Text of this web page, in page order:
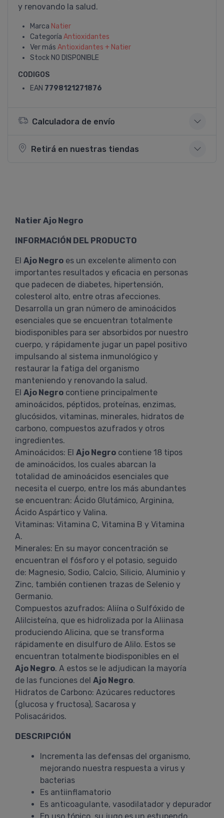
y renovando la salud.
Marca Natier
Categoría Antioxidantes
Ver más Antioxidantes + Natier
Stock NO DISPONIBLE
CODIGOS
EAN 7798121271876
Calculadora de envío
Retirá en nuestras tiendas
Natier Ajo Negro
INFORMACIÓN DEL PRODUCTO
El Ajo Negro es un excelente alimento con
importantes resultados y eficacia en personas
que padecen de diabetes, hipertensión,
colesterol alto, entre otras afecciones.
Desarrolla un gran número de aminoácidos
esenciales que se encuentran totalmente
biodisponibles para ser absorbidos por nuestro
cuerpo, y rápidamente jugar un papel positivo
impulsando al sistema inmunológico y
restaurar la fatiga del organismo
manteniendo y renovando la salud.
El Ajo Negro contiene principalmente
aminoácidos, péptidos, proteínas, enzimas,
glucósidos, vitaminas, minerales, hidratos de
carbono, compuestos azufrados y otros
ingredientes.
Aminoácidos: El Ajo Negro contiene 18 tipos
de aminoácidos, los cuales abarcan la
totalidad de aminoácidos esenciales que
necesita el cuerpo, entre los más abundantes
se encuentran: Ácido Glutámico, Arginina,
Ácido Aspártico y Valina.
Vitaminas: Vitamina C, Vitamina B y Vitamina
A.
Minerales: En su mayor concentración se
encuentran el fósforo y el potasio, seguido
de: Magnesio, Sodio, Calcio, Silicio, Aluminio y
Zinc, también contienen trazas de Selenio y
Germanio.
Compuestos azufrados: Aliína o Sulfóxido de
Alilcisteína, que es hidrolizada por la Aliinasa
produciendo Alicina, que se transforma
rápidamente en disulfuro de Alilo. Estos se
encuentran totalmente biodisponibles en el
Ajo Negro. A estos se le adjudican la mayoría
de las funciones del Ajo Negro.
Hidratos de Carbono: Azúcares reductores
(glucosa y fructosa), Sacarosa y
Polisacáridos.
DESCRIPCIÓN
Incrementa las defensas del organismo,
mejorando nuestra respuesta a virus y
bacterias
Es antiinflamatorio
Es anticoagulante, vasodilatador y depurador